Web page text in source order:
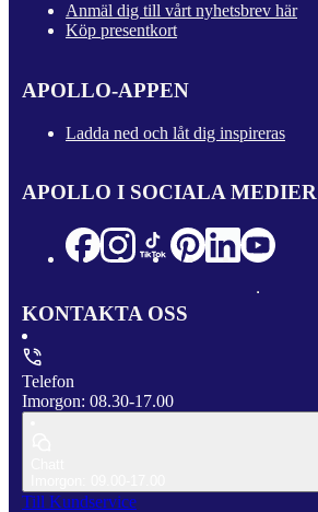
Anmäl dig till vårt nyhetsbrev här
Köp presentkort
APOLLO-APPEN
Ladda ned och låt dig inspireras
APOLLO I SOCIALA MEDIER
KONTAKTA OSS
Telefon
Imorgon: 08.30-17.00
Till Kundservice